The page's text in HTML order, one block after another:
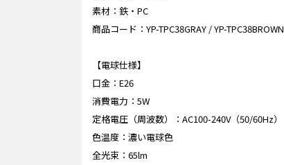
素材：鉄・PC
商品コード：YP-TPC38GRAY / YP-TPC38BROWN
【電球仕様】
口金：E26
消費電力：5W
定格電圧（周波数）：AC100-240V（50/60Hz）
色温度：濃い電球色
全光束：65lm